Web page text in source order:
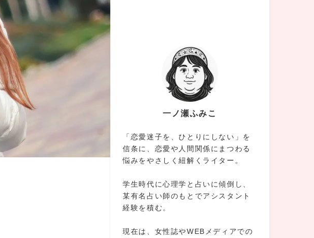
一ノ瀬ふみこ
「恋愛迷子を、ひとりにしない」を
信条に、恋愛や人間関係にまつわる
悩みをやさしく紐解くライター。
学生時代に心理学と占いに傾倒し、
某有名占い師のもとでアシスタント
経験を積む。
現在は、女性誌やWEBメディアでの